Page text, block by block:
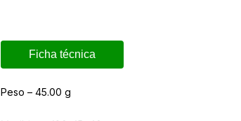
Ficha técnica
Peso – 45.00 g